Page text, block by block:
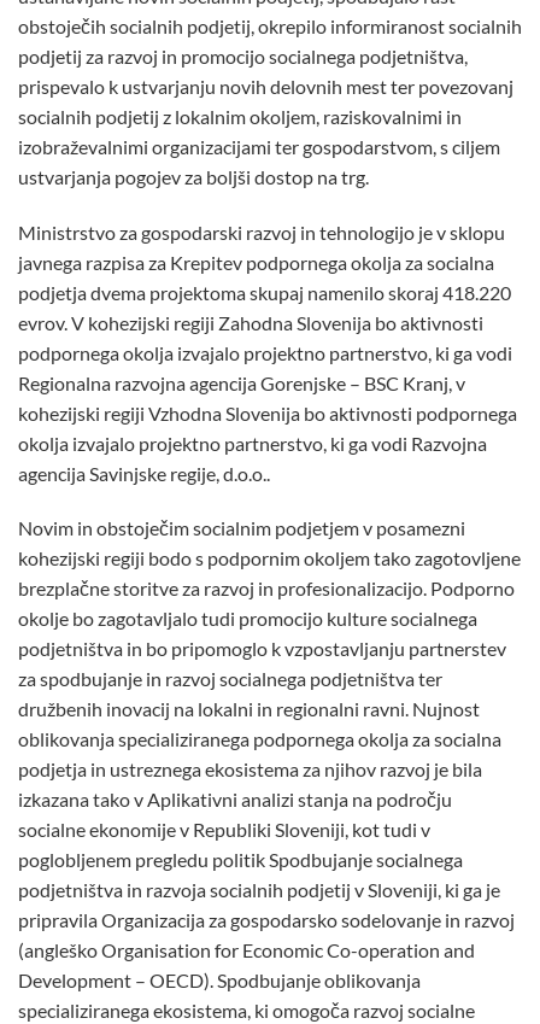
obstoječih socialnih podjetij, okrepilo informiranost socialnih
podjetij za razvoj in promocijo socialnega podjetništva,
prispevalo k ustvarjanju novih delovnih mest ter povezovanj
socialnih podjetij z lokalnim okoljem, raziskovalnimi in
izobraževalnimi organizacijami ter gospodarstvom, s ciljem
ustvarjanja pogojev za boljši dostop na trg.
Ministrstvo za gospodarski razvoj in tehnologijo je v sklopu
javnega razpisa za Krepitev podpornega okolja za socialna
podjetja dvema projektoma skupaj namenilo skoraj 418.220
evrov. V kohezijski regiji Zahodna Slovenija bo aktivnosti
podpornega okolja izvajalo projektno partnerstvo, ki ga vodi
Regionalna razvojna agencija Gorenjske – BSC Kranj, v
kohezijski regiji Vzhodna Slovenija bo aktivnosti podpornega
okolja izvajalo projektno partnerstvo, ki ga vodi Razvojna
agencija Savinjske regije, d.o.o..
Novim in obstoječim socialnim podjetjem v posamezni
kohezijski regiji bodo s podpornim okoljem tako zagotovljene
brezplačne storitve za razvoj in profesionalizacijo. Podporno
okolje bo zagotavljalo tudi promocijo kulture socialnega
podjetništva in bo pripomoglo k vzpostavljanju partnerstev
za spodbujanje in razvoj socialnega podjetništva ter
družbenih inovacij na lokalni in regionalni ravni. Nujnost
oblikovanja specializiranega podpornega okolja za socialna
podjetja in ustreznega ekosistema za njihov razvoj je bila
izkazana tako v Aplikativni analizi stanja na področju
socialne ekonomije v Republiki Sloveniji, kot tudi v
poglobljenem pregledu politik Spodbujanje socialnega
podjetništva in razvoja socialnih podjetij v Sloveniji, ki ga je
pripravila Organizacija za gospodarsko sodelovanje in razvoj
(angleško Organisation for Economic Co-operation and
Development – OECD). Spodbujanje oblikovanja
specializiranega ekosistema, ki omogoča razvoj socialne